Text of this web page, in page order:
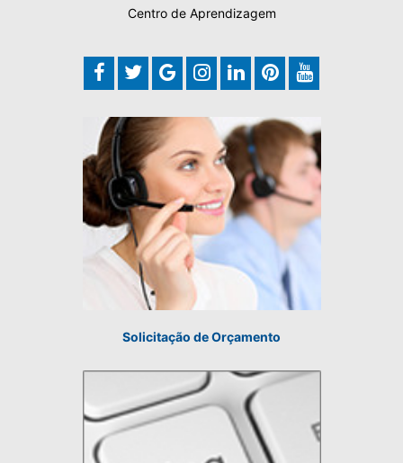
Centro de Aprendizagem
Solicitação de Orçamento